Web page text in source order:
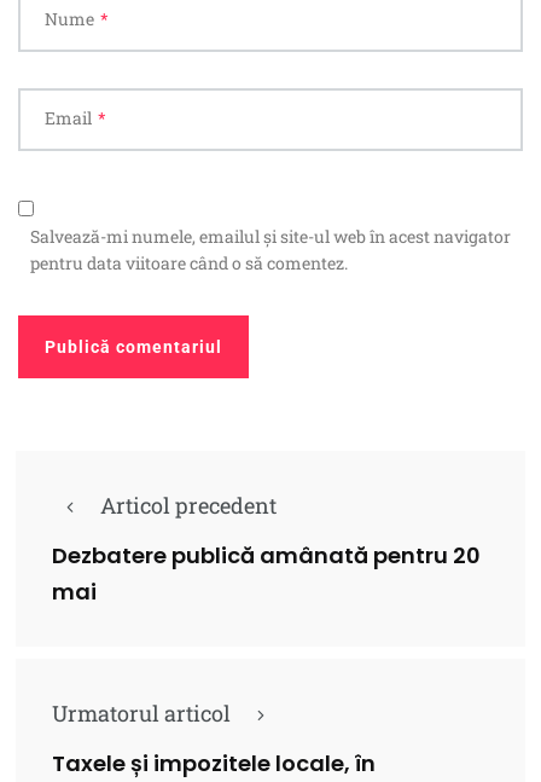
Nume *
Email *
Salvează-mi numele, emailul și site-ul web în acest navigator
pentru data viitoare când o să comentez.
Articol precedent
Dezbatere publică amânată pentru 20
mai
Urmatorul articol
Taxele și impozitele locale, în